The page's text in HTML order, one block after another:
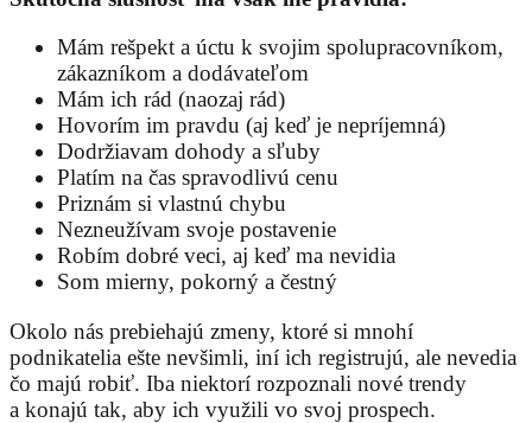
Mám rešpekt a úctu k svojim spolupracovníkom,
zákazníkom a dodávateľom
Mám ich rád (naozaj rád)
Hovorím im pravdu (aj keď je nepríjemná)
Dodržiavam dohody a sľuby
Platím na čas spravodlivú cenu
Priznám si vlastnú chybu
Nezneužívam svoje postavenie
Robím dobré veci, aj keď ma nevidia
Som mierny, pokorný a čestný
Okolo nás prebiehajú zmeny, ktoré si mnohí
podnikatelia ešte nevšimli, iní ich registrujú, ale nevedia
čo majú robiť. Iba niektorí rozpoznali nové trendy
a konajú tak, aby ich využili vo svoj prospech.